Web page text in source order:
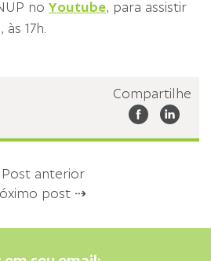
no Youtube, para assistir
17h.
Compartilhe
anterior
post ⇢